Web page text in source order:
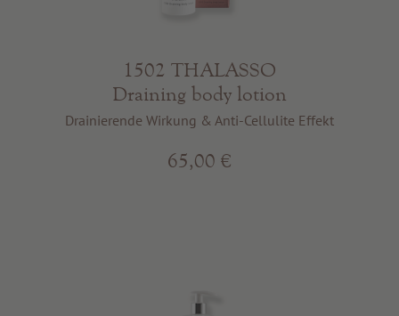
1502 THALASSO
Draining body lotion
Drainierende Wirkung & Anti-Cellulite Effekt
65,00 €